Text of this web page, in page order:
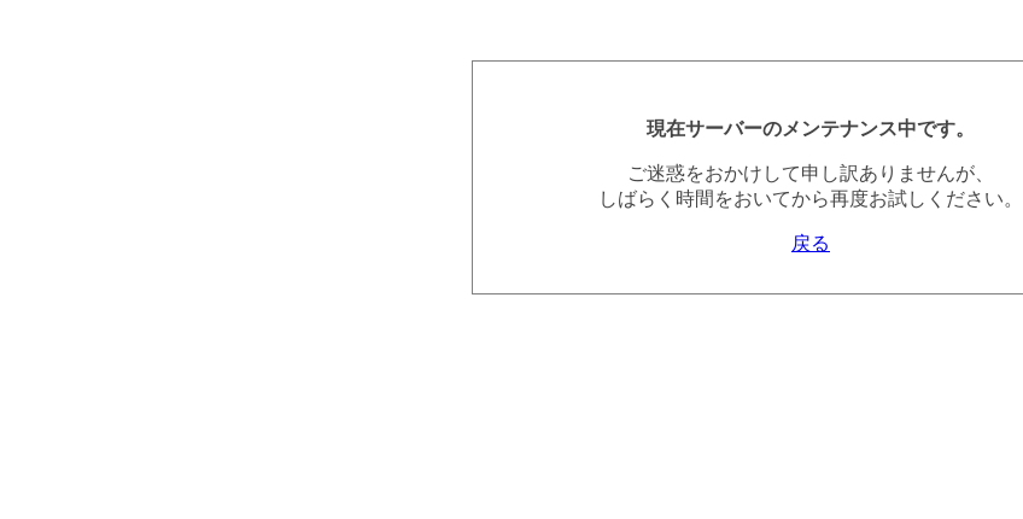
現在サーバーのメンテナンス中です。
ご迷惑をおかけして申し訳ありませんが、
しばらく時間をおいてから再度お試しください。
戻る